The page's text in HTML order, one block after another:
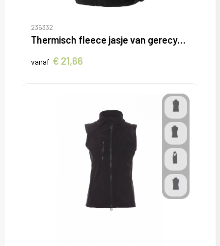
236332
Thermisch fleece jasje van gerecyclede fleece
vanaf € 21,66